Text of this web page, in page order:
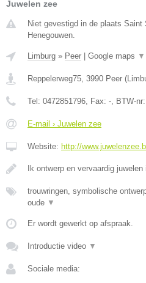
Juwelen zee
Niet gevestigd in de plaats
Henegouwen.
Limburg » Peer | Google maps ▼
Reppelerweg75 3990 Peer (
Tel: 0472851796 , Fax: - , BTW-nr:
E-mail › Juwelen zee
Website: http://
Ik ontwerp en vervaardig juwelen
trouwringen, symbolische
oude ▼
Er wordt gewerkt op afspraak.
Introductie video ▼
Sociale media: